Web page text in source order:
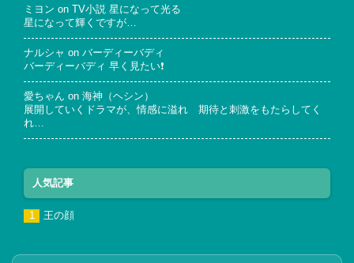
ミヨン on
TV小説 星になって光る
星になって輝くですが…
ナルシャ on バーディーバディ
バーディーバディ 早く見たい❗
愛ちゃん on 海神（ヘシン）
展開していくドラマが、情感に溢れ 期待と刺激をもたらしてく
れ…
人気記事
王の顔